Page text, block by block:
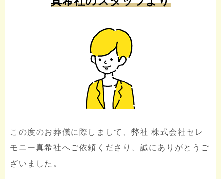
この度のお葬儀に際しまして、弊社 株式会社セレ
モニー真希社へご依頼くださり、誠にありがとうご
ざいました。